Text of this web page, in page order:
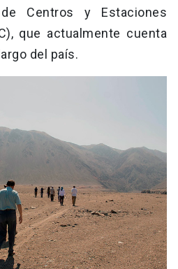
Centros y Estaciones
que actualmente cuenta
del país.